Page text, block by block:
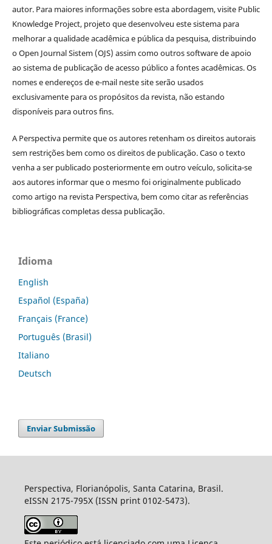
autor. Para maiores informações sobre esta abordagem, visite Public
Knowledge Project, projeto que desenvolveu este sistema para
melhorar a qualidade acadêmica e pública da pesquisa, distribuindo
o Open Journal Sistem (OJS) assim como outros software de apoio
ao sistema de publicação de acesso público a fontes acadêmicas. Os
nomes e endereços de e-mail neste site serão usados
exclusivamente para os propósitos da revista, não estando
disponíveis para outros fins.
A Perspectiva permite que os autores retenham os direitos autorais
sem restrições bem como os direitos de publicação. Caso o texto
venha a ser publicado posteriormente em outro veículo, solicita-se
aos autores informar que o mesmo foi originalmente publicado
como artigo na revista Perspectiva, bem como citar as referências
bibliográficas completas dessa publicação.
Idioma
English
Español (España)
Français (France)
Português (Brasil)
Italiano
Deutsch
Enviar Submissão
Perspectiva, Florianópolis, Santa Catarina, Brasil.
eISSN 2175-795X (ISSN print 0102-5473).